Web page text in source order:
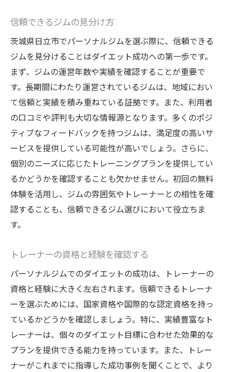
信頼できるジムの見分け方
茨城県日立市でパーソナルジムを選ぶ際に、信頼できる
ジムを見分けることはダイエット成功への第一歩です。
まず、ジムの運営年数や実績を確認することが重要で
す。長期間にわたり運営されているジムは、地域におい
て信頼と実績を積み重ねている証拠です。また、利用者
の口コミや評判も大切な情報源となります。多くのポジ
ティブなフィードバックを持つジムは、満足度の高いサ
ービスを提供している可能性が高いでしょう。さらに、
個別のニーズに応じたトレーニングプランを提供してい
るかどうかを確認することも欠かせません。初回の無料
体験を活用し、ジムの雰囲気やトレーナーとの相性を確
認することも、信頼できるジム選びにおいて役立ちま
す。
トレーナーの資格と経験を確認する
パーソナルジムでのダイエットの成功は、トレーナーの
資格と経験に大きく左右されます。信頼できるトレーナ
ーを選ぶためには、国家資格や国際的な認定資格を持っ
ているかどうかを確認しましょう。特に、実績豊富なト
レーナーは、個々のダイエット目標に合わせた効果的な
プランを提供できる能力を持っています。また、トレー
ナーがこれまでに指導した成功事例を聞くことで、より